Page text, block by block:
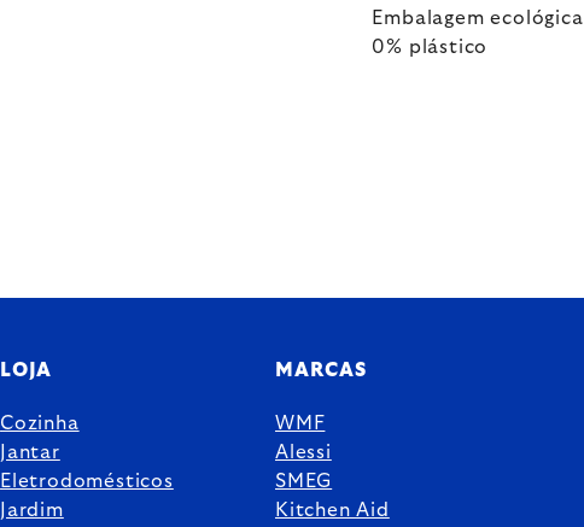
Embalagem ecológica
0% plástico
LOJA
Cozinha
Jantar
Eletrodomésticos
Jardim
MARCAS
WMF
Alessi
SMEG
Kitchen Aid